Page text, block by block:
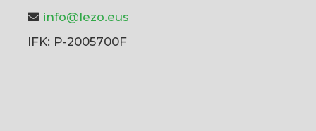
info@lezo.eus
IFK: P-2005700F